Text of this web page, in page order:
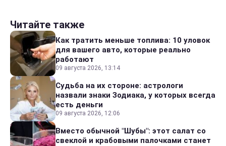
Читайте также
Как тратить меньше топлива: 10 уловок
для вашего авто, которые реально
работают
09 августа 2026, 13:14
Судьба на их стороне: астрологи
назвали знаки Зодиака, у которых всегда
есть деньги
09 августа 2026, 12:06
Вместо обычной "Шубы": этот салат со
свеклой и крабовыми палочками станет